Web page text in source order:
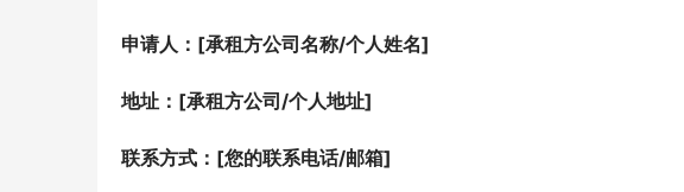
申请人：[承租方公司名称/个人姓名]
地址：[承租方公司/个人地址]
联系方式：[您的联系电话/邮箱]